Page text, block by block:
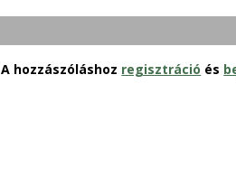
A hozzászóláshoz regisztráció és